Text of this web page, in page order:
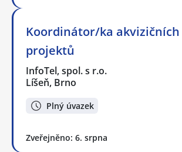
Koordinátor/ka akvizičních
projektů
InfoTel, spol. s r.o.
Líšeň, Brno
Plný úvazek
Zveřejněno: 6. srpna